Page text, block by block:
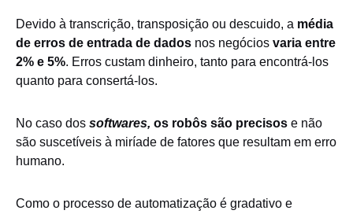
Devido à transcrição, transposição ou descuido, a média
de erros de entrada de dados nos negócios varia entre
2% e 5%. Erros custam dinheiro, tanto para encontrá-los
quanto para consertá-los.
No caso dos softwares, os robôs são precisos e não
são suscetíveis à miríade de fatores que resultam em erro
humano.
Como o processo de automatização é gradativo e